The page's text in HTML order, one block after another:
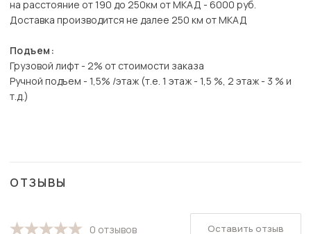
на расстояние от 190 до 250км от МКАД - 6000 руб.
Доставка производится не далее 250 км от МКАД
Подъем:
Грузовой лифт - 2% от стоимости заказа
Ручной подъем - 1,5% /этаж (т.е. 1 этаж - 1,5 %, 2 этаж - 3 % и
т.д.)
ОТЗЫВЫ
0 отзывов Оставить отзыв